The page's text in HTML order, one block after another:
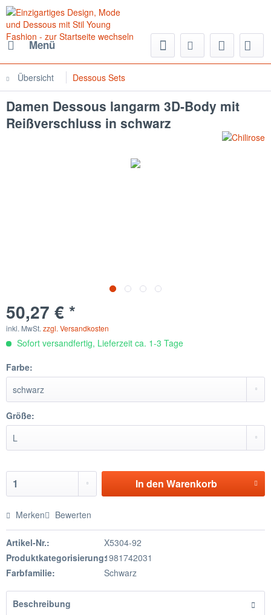
Menü
Übersicht Dessous Sets
Damen Dessous langarm 3D-Body mit
Reißverschluss in schwarz
50,27 € *
inkl. MwSt. zzgl. Versandkosten
Sofort versandfertig, Lieferzeit ca. 1-3 Tage
Farbe:
Größe:
In den Warenkorb
Merken Bewerten
Artikel-Nr.:
X5304-92
Produktkategorisierung:1981742031
Farbfamilie:
Schwarz
Beschreibung